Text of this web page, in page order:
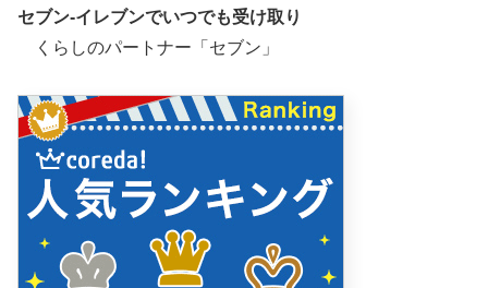
セブン-イレブンでいつでも受け取り
くらしのパートナー「セブン」